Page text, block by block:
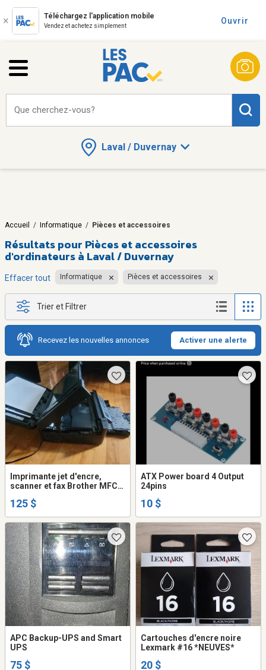
Téléchargez l'application mobile
Vendez et achetez simplement
Ouvrir
Laval / Duvernay
Que cherchez-vous?
Accueil / Informatique / Pièces et accessoires
Résultats pour Pièces et accessoires
d'ordinateurs à Laval / Duvernay
Effacer tout Informatique Pièces et accessoires
Trier et Filtrer
Recevez les nouvelles annonces Activer une alerte
Imprimante jet d'encre,
scanner et fax Brother MFC-
125 $
ATX Power board 4 Output
24pins
10 $
APC Backup-UPS and Smart
UPS
75 $
Cartouches d'encre noire
Lexmark #16 *NEUVES*
20 $